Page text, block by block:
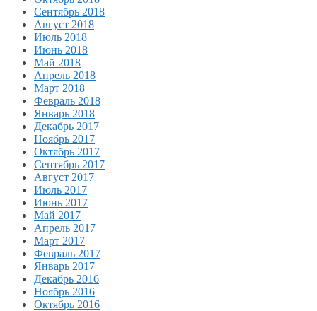
Сентябрь 2018
Август 2018
Июль 2018
Июнь 2018
Май 2018
Апрель 2018
Март 2018
Февраль 2018
Январь 2018
Декабрь 2017
Ноябрь 2017
Октябрь 2017
Сентябрь 2017
Август 2017
Июль 2017
Июнь 2017
Май 2017
Апрель 2017
Март 2017
Февраль 2017
Январь 2017
Декабрь 2016
Ноябрь 2016
Октябрь 2016